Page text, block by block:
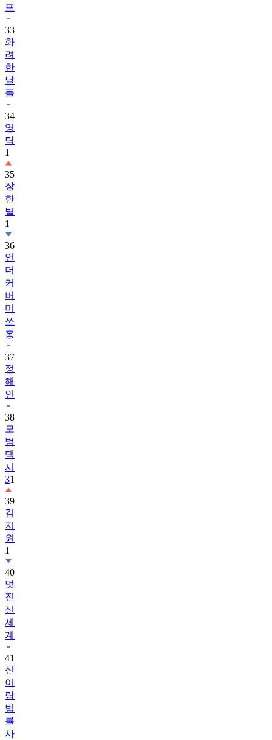
프
33
화
려
한
날
들
34
영
탁
1
35
장
한
별
1
36
언
더
커
버
미
쓰
홍
37
정
해
인
38
모
범
택
시
31
39
김
지
원
1
40
멋
진
신
세
계
41
신
이
랑
법
률
사